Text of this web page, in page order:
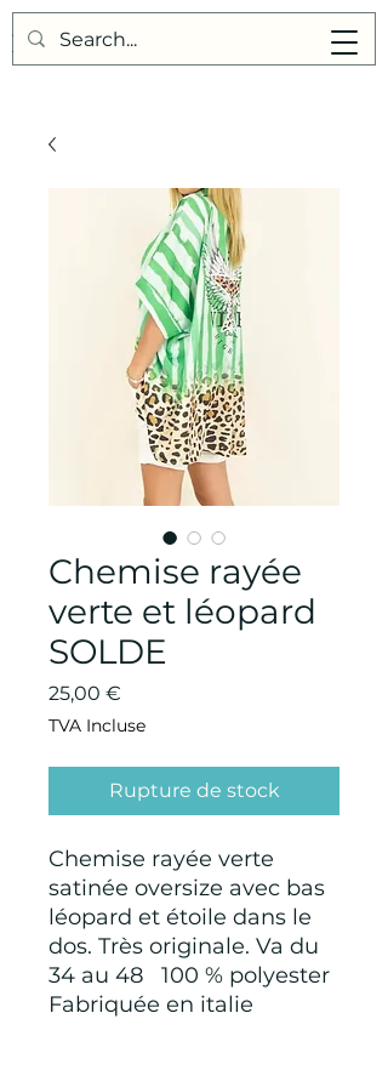
Points de Suture
Chemise rayée
verte et léopard
SOLDE
25,00 €
TVA Incluse
Rupture de stock
Chemise rayée verte
satinée oversize avec bas
léopard et étoile dans le
dos. Très originale. Va du
34 au 48 100 % polyester
Fabriquée en italie